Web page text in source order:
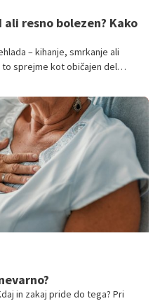
resno bolezen? Kako
– kihanje, smrkanje ali
to sprejme kot običajen del
Prepoznavanje razlike
resnejše bolezni je ključno,
odzovemo.
in zakaj pride do tega? Pri